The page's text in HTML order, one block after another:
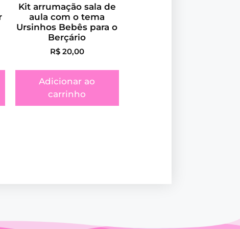
Kit arrumação sala de
aula com o tema
Ursinhos Bebês para o
Berçário
R$20,00
Adicionar ao
carrinho